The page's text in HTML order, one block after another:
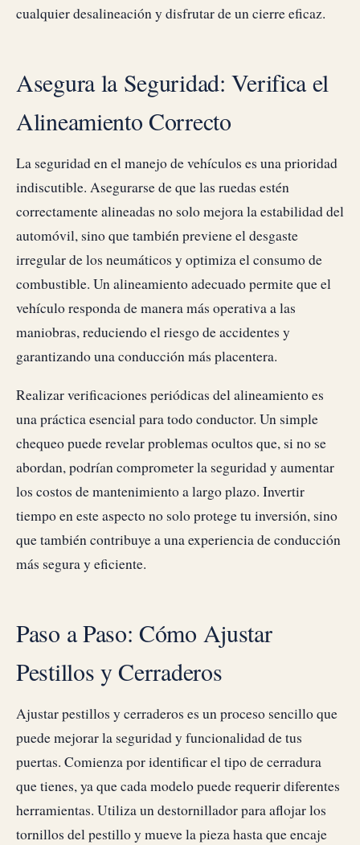
cualquier desalineación y disfrutar de un cierre eficaz.
Asegura la Seguridad: Verifica el
Alineamiento Correcto
La seguridad en el manejo de vehículos es una prioridad
indiscutible. Asegurarse de que las ruedas estén
correctamente alineadas no solo mejora la estabilidad del
automóvil, sino que también previene el desgaste
irregular de los neumáticos y optimiza el consumo de
combustible. Un alineamiento adecuado permite que el
vehículo responda de manera más operativa a las
maniobras, reduciendo el riesgo de accidentes y
garantizando una conducción más placentera.
Realizar verificaciones periódicas del alineamiento es
una práctica esencial para todo conductor. Un simple
chequeo puede revelar problemas ocultos que, si no se
abordan, podrían comprometer la seguridad y aumentar
los costos de mantenimiento a largo plazo. Invertir
tiempo en este aspecto no solo protege tu inversión, sino
que también contribuye a una experiencia de conducción
más segura y eficiente.
Paso a Paso: Cómo Ajustar
Pestillos y Cerraderos
Ajustar pestillos y cerraderos es un proceso sencillo que
puede mejorar la seguridad y funcionalidad de tus
puertas. Comienza por identificar el tipo de cerradura
que tienes, ya que cada modelo puede requerir diferentes
herramientas. Utiliza un destornillador para aflojar los
tornillos del pestillo y mueve la pieza hasta que encaje